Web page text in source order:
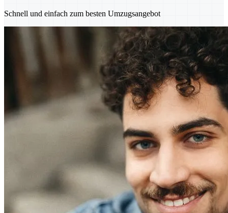
Schnell und einfach zum besten Umzugsangebot